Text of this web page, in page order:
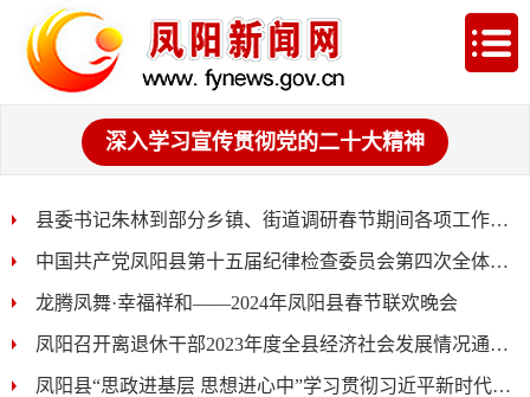
深入学习宣传贯彻党的二十大精神
县委书记朱林到部分乡镇、街道调研春节期间各项工作开展...
中国共产党凤阳县第十五届纪律检查委员会第四次全体会...
龙腾凤舞·幸福祥和——2024年凤阳县春节联欢晚会
凤阳召开离退休干部2023年度全县经济社会发展情况通报...
凤阳县“思政进基层 思想进心中”学习贯彻习近平新时代中...